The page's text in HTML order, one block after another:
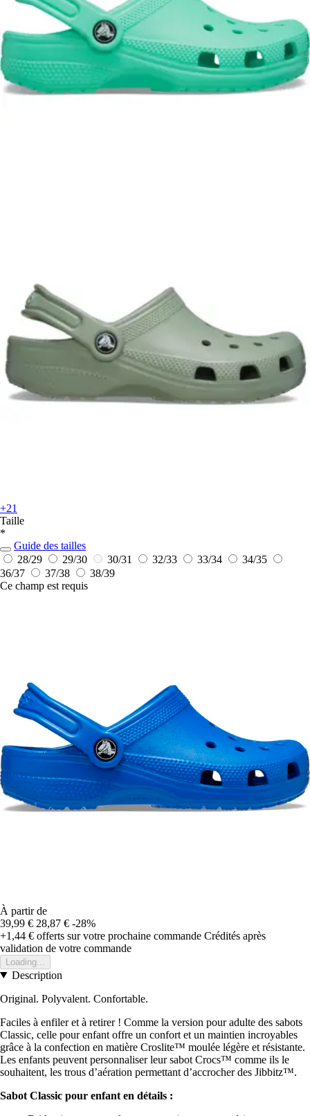
+21
Taille
*
Guide des tailles
28/29
29/30 30/31 32/33 33/34
34/35
36/37
37/38
38/39
Ce champ est requis
À partir de
39,99 € 28,87 € -28%
+1,44 € offerts sur votre prochaine commande Crédités après
validation de votre commande
Loading...
Description
Original. Polyvalent. Confortable.
Faciles à enfiler et à retirer ! Comme la version pour adulte des sabots
Classic, celle pour enfant offre un confort et un maintien incroyables
grâce à la confection en matière Croslite™ moulée légère et résistante.
Les enfants peuvent personnaliser leur sabot Crocs™ comme ils le
souhaitent, les trous d’aération permettant d’accrocher des Jibbitz™.
Sabot Classic pour enfant en détails :